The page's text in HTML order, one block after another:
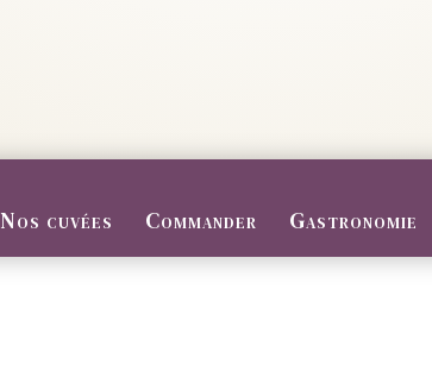
Nos cuvées Commander Gastronomie